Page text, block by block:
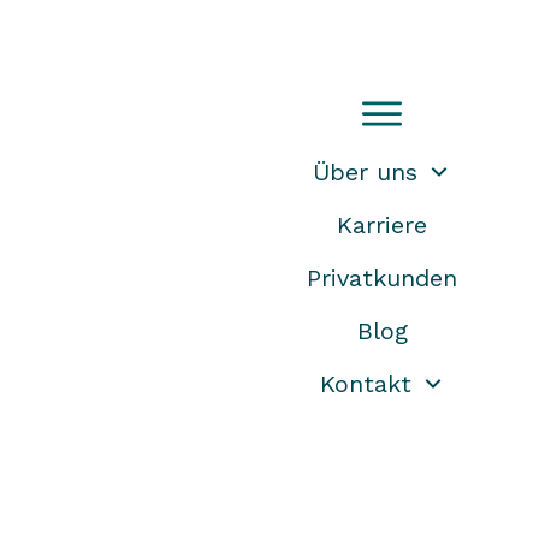
Über uns
Karriere
Privatkunden
Blog
Kontakt